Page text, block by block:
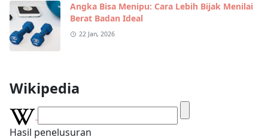
Angka Bisa Menipu: Cara Lebih Bijak Menilai
Berat Badan Ideal
22 Jan, 2026
Wikipedia
Hasil penelusuran